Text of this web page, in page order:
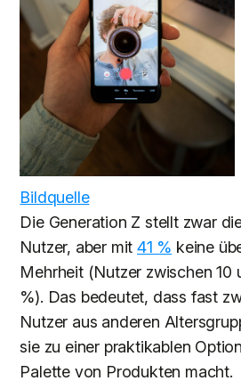
Bildquelle
Die Generation Z stellt zwar
Nutzer, aber mit 41 % keine
Mehrheit (Nutzer zwischen 10
%). Das bedeutet, dass fast
Nutzer aus anderen
sie zu einer praktikablen
Palette von Produkten macht.